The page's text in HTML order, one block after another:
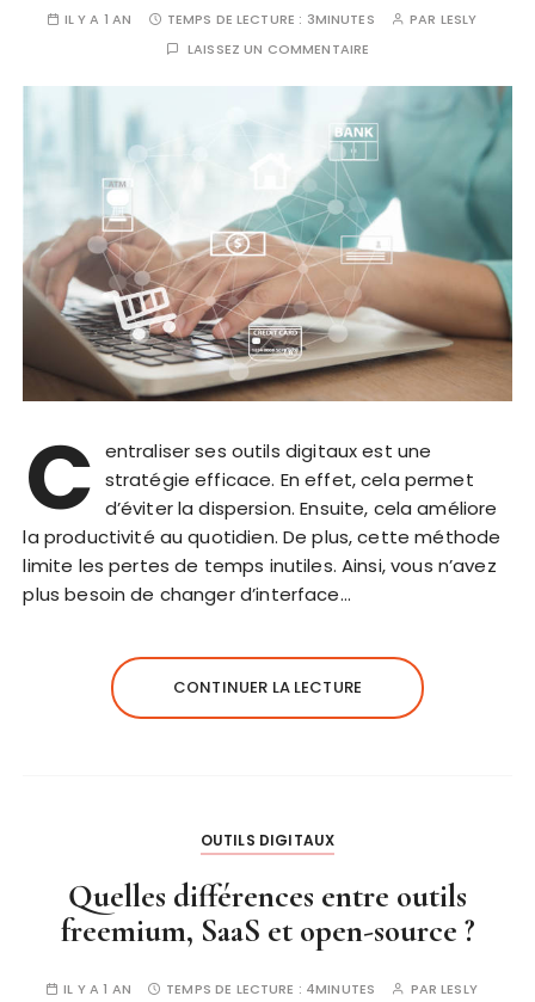
IL Y A 1 AN TEMPS DE LECTURE : 3MINUTES PAR LESLY
LAISSEZ UN COMMENTAIRE
C entraliser ses outils digitaux est une
stratégie efficace. En effet, cela permet
d’éviter la dispersion. Ensuite, cela améliore
la productivité au quotidien. De plus, cette méthode
limite les pertes de temps inutiles. Ainsi, vous n’avez
plus besoin de changer d’interface…
CONTINUER LA LECTURE
OUTILS DIGITAUX
Quelles différences entre outils
freemium, SaaS et open-source ?
IL Y A 1 AN TEMPS DE LECTURE : 4MINUTES PARLESLY